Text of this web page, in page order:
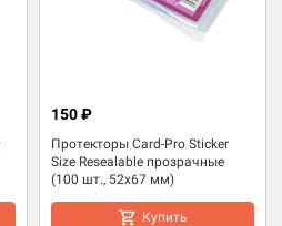
Протекторы Card-Pro Sticker
Size Resealable прозрачные
(100 шт., 52x67 мм)
150 ₽
Купить